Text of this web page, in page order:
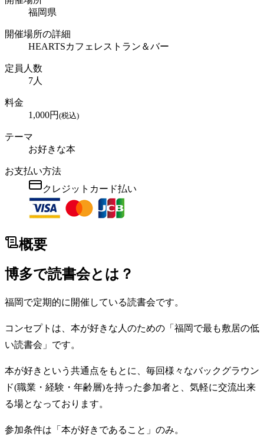
福岡県
開催場所の詳細
HEARTSカフェレストラン＆バー
定員人数
7人
料金
1,000円 (税込)
テーマ
お好きな本
お支払い方法
クレジットカード払い
概要
博多で読書会とは？
福岡で定期的に開催している読書会です。
コンセプトは、本が好きな人のための「福岡で最も敷居の低
い読書会」です。
本が好きという共通点をもとに、毎回様々なバックグラウン
ド(職業・経験・年齢層)を持った参加者と、気軽に交流出来
る場となっております。
参加条件は「本が好きであること」のみ。